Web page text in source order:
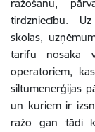
ražošanu,
tirdzniecību.
skolas,
tarifu nosaka
operatoriem,
siltumenerģijas
un kuriem ir
ražo gan tādi